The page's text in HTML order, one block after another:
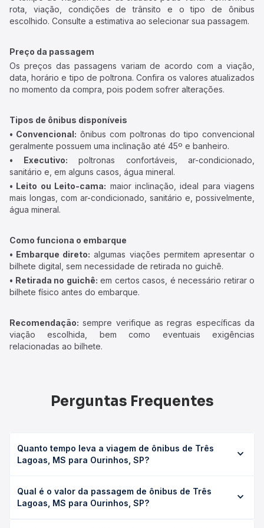
rota, viação, condições de trânsito e o tipo de ônibus
escolhido. Consulte a estimativa ao selecionar sua passagem.
Preço da passagem
Os preços das passagens variam de acordo com a viação,
data, horário e tipo de poltrona. Confira os valores atualizados
no momento da compra, pois podem sofrer alterações.
Tipos de ônibus disponíveis
• Convencional: ônibus com poltronas do tipo convencional
geralmente possuem uma inclinação até 45º e banheiro.
• Executivo: poltronas confortáveis, ar-condicionado,
sanitário e, em alguns casos, água mineral.
• Leito ou Leito-cama: maior inclinação, ideal para viagens
mais longas, com ar-condicionado, sanitário e, possivelmente,
água mineral.
Como funciona o embarque
• Embarque direto: algumas viações permitem apresentar o
bilhete digital, sem necessidade de retirada no guichê.
• Retirada no guichê: em certos casos, é necessário retirar o
bilhete físico antes do embarque.
Recomendação: sempre verifique as regras específicas da
viação escolhida, bem como eventuais exigências
relacionadas ao bilhete.
Perguntas Frequentes
Quanto tempo leva a viagem de ônibus de Três
Lagoas, MS para Ourinhos, SP?
SP leva em média 8h 12min, podendo variar conforme a
viação, o tipo de serviço (convencional, executivo ou
Qual é o valor da passagem de ônibus de Três
Lagoas, MS para Ourinhos, SP?